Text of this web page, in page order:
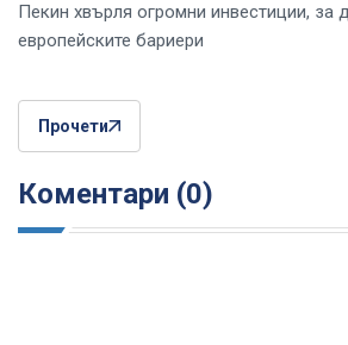
Пекин хвърля огромни инвестиции, за
европейските бариери
Прочети
Коментари (0)